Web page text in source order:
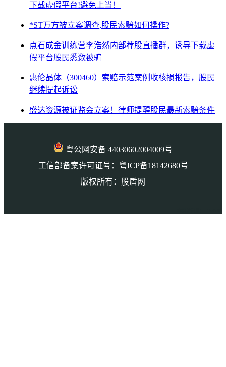
下载虚假平台!避免上当！
*ST万方被立案调查,股民索赔如何操作?
点石成金训练营李浩然内部荐股直播群，诱导下载虚
假平台股民悉数被骗
惠伦晶体（300460）索赔示范案例收核损报告，股民
继续提起诉讼
盛达资源被证监会立案！律师提醒股民最新索赔条件
粤公网安备 44030602004009号
工信部备案许可证号：粤ICP备18142680号
版权所有：股盾网